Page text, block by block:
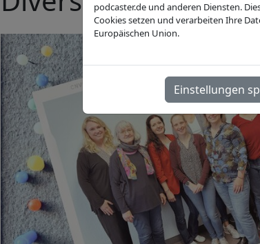
podcaster.de und anderen Diensten.
Cookies setzen und verarbeiten Ihre
Europäischen Union.
Einstellungen